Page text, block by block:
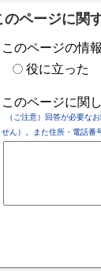
のページに関
このページの情
役に立った
このページに関
（ご注意）回答が必要な
せん）。また住所・電話番